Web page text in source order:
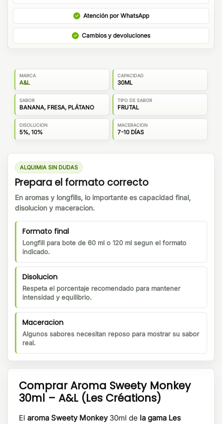
Atención por WhatsApp
Cambios y devoluciones
MARCA
A&L
CAPACIDAD
30ML
SABOR
BANANA, FRESA, PLÁTANO
TIPO DE SABOR
FRUTAL
DISOLUCION
5%, 10%
MACERACION
7-10 DÍAS
ALQUIMIA SIN DUDAS
Prepara el formato correcto
En aromas y longfills, lo importante es capacidad final,
disolucion y maceracion.
Formato final
Longfill para bote de 60 ml o 120 ml segun el formato
indicado.
Disolucion
Respeta el porcentaje recomendado para mantener
intensidad y equilibrio.
Maceracion
Algunos sabores necesitan reposo para mostrar su sabor
real.
Comprar Aroma Sweety Monkey
30ml – A&L (Les Créations)
El aroma Sweety Monkey30ml de la gama Les